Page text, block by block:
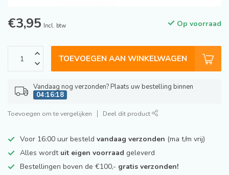
€3,95 Incl. btw Op voorraad
TOEVOEGEN AAN WINKELWAGEN
Vandaag nog verzonden? Plaats uw bestelling binnen
04:16:18
Toevoegen om te vergelijken Deel dit product
Voor 16:00 uur besteld vandaag verzonden (ma t/m vrij)
Alles wordt uit eigen voorraad geleverd
Bestellingen boven de €100,- gratis verzonden!